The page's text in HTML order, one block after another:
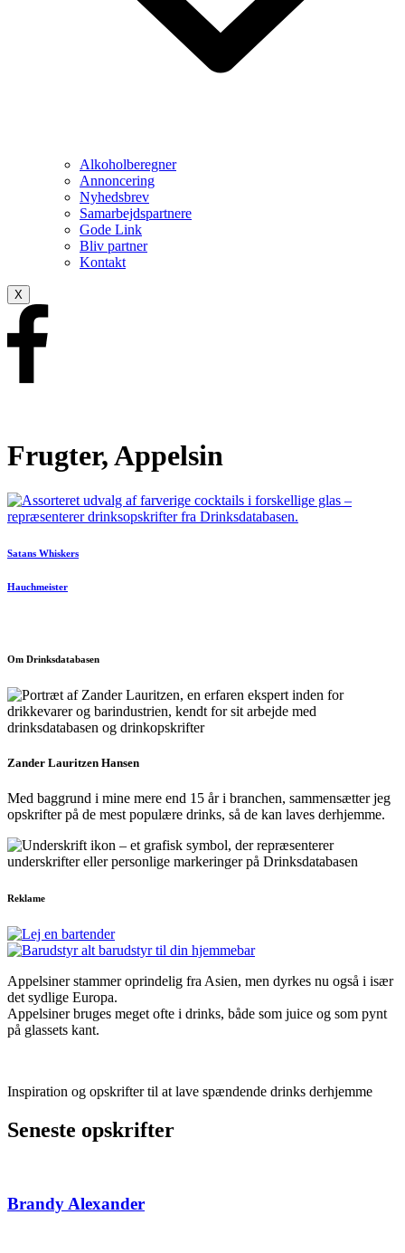
Alkoholberegner
Annoncering
Nyhedsbrev
Samarbejdspartnere
Gode Link
Bliv partner
Kontakt
X
Frugter, Appelsin
Satans Whiskers
Hauchmeister
Om Drinksdatabasen
Zander Lauritzen Hansen
Med baggrund i mine mere end 15 år i branchen, sammensætter jeg
opskrifter på de mest populære drinks, så de kan laves derhjemme.
Reklame
Appelsiner stammer oprindelig fra Asien, men dyrkes nu også i især
det sydlige Europa.
Appelsiner bruges meget ofte i drinks, både som juice og som pynt
på glassets kant.
Inspiration og opskrifter til at lave spændende drinks derhjemme
Seneste opskrifter
Brandy Alexander